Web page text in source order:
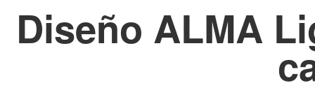
Diseño ALMA